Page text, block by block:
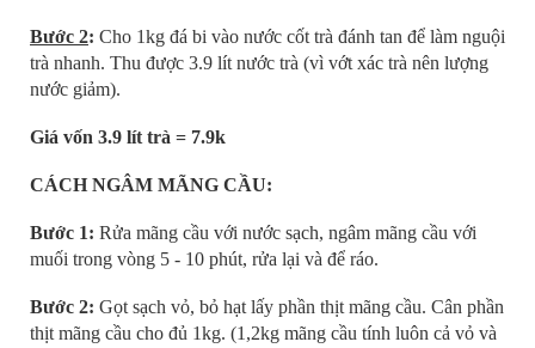
Bước 2: Cho 1kg đá bi vào nước cốt trà đánh tan để làm nguội
trà nhanh. Thu được 3.9 lít nước trà (vì vớt xác trà nên lượng
nước giảm).
Giá vốn 3.9 lít trà = 7.9k
CÁCH NGÂM MÃNG CẦU:
Bước 1: Rửa mãng cầu với nước sạch, ngâm mãng cầu với
muối trong vòng 5 - 10 phút, rửa lại và để ráo.
Bước 2: Gọt sạch vỏ, bỏ hạt lấy phần thịt mãng cầu. Cân phần
thịt mãng cầu cho đủ 1kg. (1,2kg mãng cầu tính luôn cả vỏ và